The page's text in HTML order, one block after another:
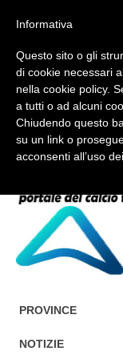
FORUM-ACCEDI
Accedi / Registrati
PROVINCE
EDIZIONE:
NOTIZIE
Informativa
Questo sito o gli
di cookie necessari
nella cookie policy.
a tutti o ad alcuni
Chiudendo questo
su un link o
acconsenti all’uso